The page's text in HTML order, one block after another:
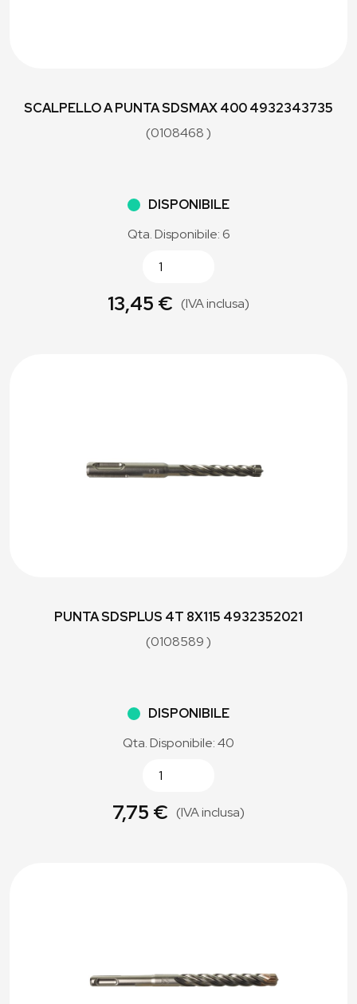
SCALPELLO A PUNTA SDSMAX 400 4932343735
(0108468 )
DISPONIBILE
Qta. Disponibile: 6
13,45 € (IVA inclusa)
PUNTA SDSPLUS 4T 8X115 4932352021
(0108589 )
DISPONIBILE
Qta. Disponibile: 40
7,75 € (IVA inclusa)